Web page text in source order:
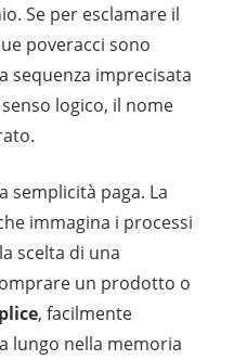
Se per esclamare il
poveracci sono
sequenza imprecisata
logico, il nome
semplicità paga. La
immagina i processi
scelta di una
un prodotto o
, facilmente
lungo nella memoria